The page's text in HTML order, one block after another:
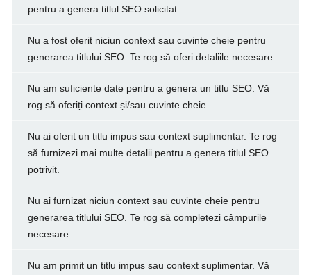
pentru a genera titlul SEO solicitat.
Nu a fost oferit niciun context sau cuvinte cheie pentru
generarea titlului SEO. Te rog să oferi detaliile necesare.
Nu am suficiente date pentru a genera un titlu SEO. Vă
rog să oferiți context și/sau cuvinte cheie.
Nu ai oferit un titlu impus sau context suplimentar. Te rog
să furnizezi mai multe detalii pentru a genera titlul SEO
potrivit.
Nu ai furnizat niciun context sau cuvinte cheie pentru
generarea titlului SEO. Te rog să completezi câmpurile
necesare.
Nu am primit un titlu impus sau context suplimentar. Vă